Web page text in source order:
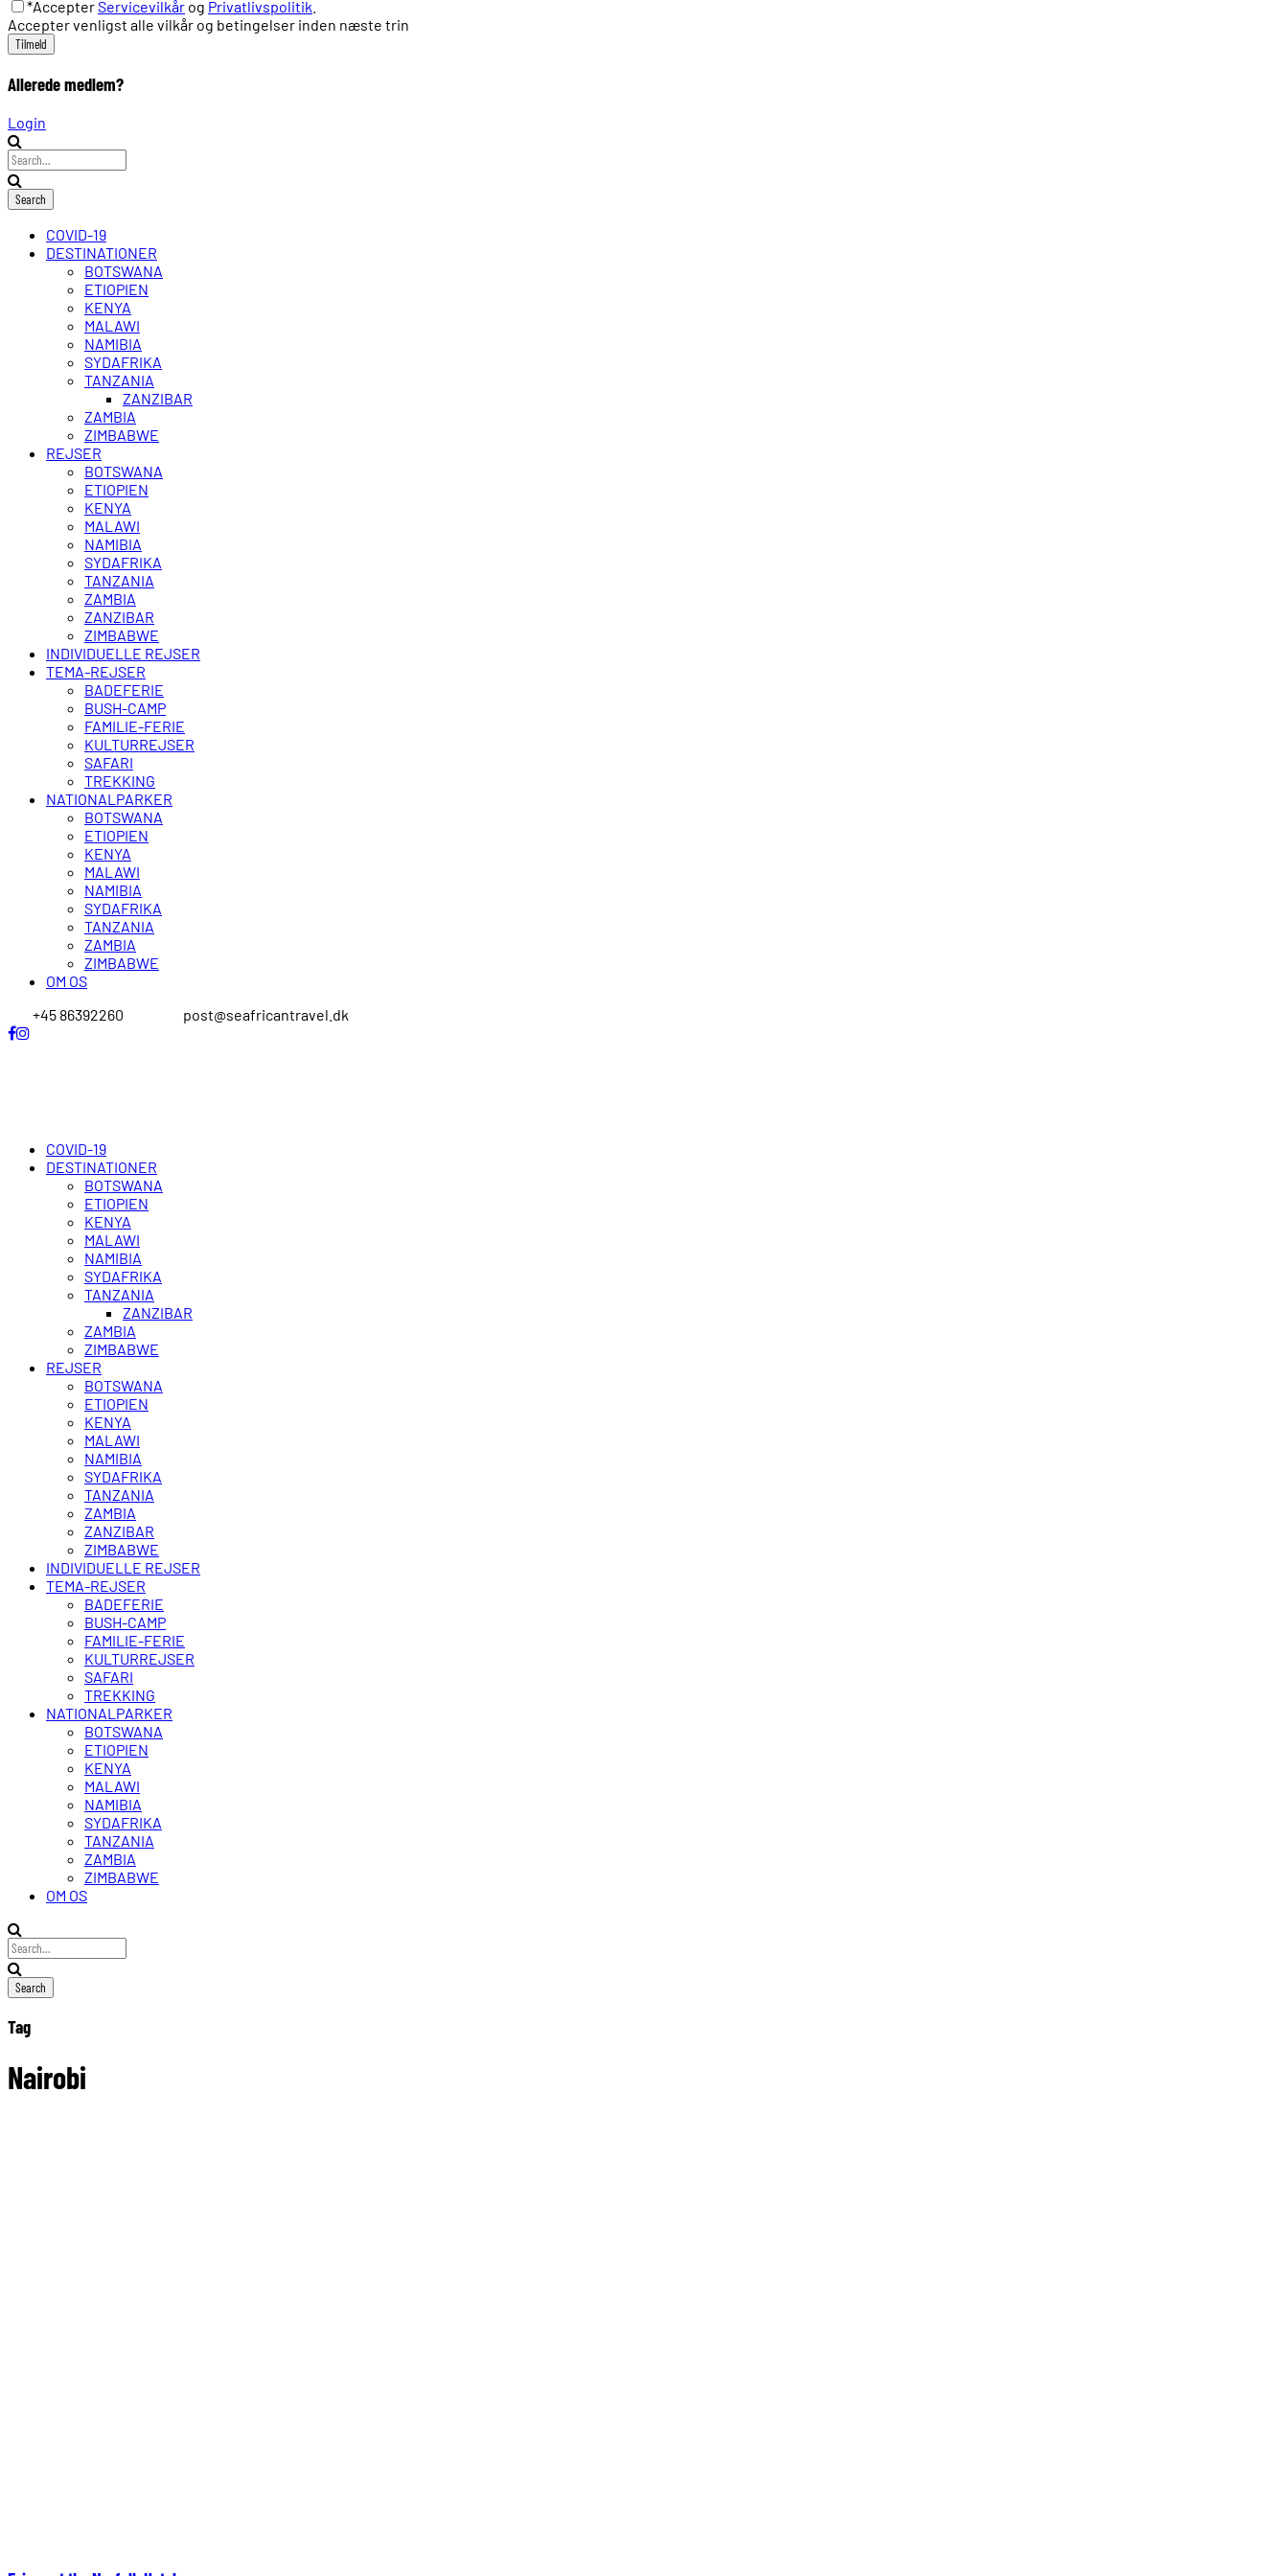
*AccepterServicevilkår og Privatlivspolitik
Accepter venligst alle vilkår og betingelser inden næste trin
Allerede medlem?
Login
COVID-19
DESTINATIONER
BOTSWANA
ETIOPIEN
KENYA
MALAWI
NAMIBIA
SYDAFRIKA
TANZANIA
ZANZIBAR
ZAMBIA
ZIMBABWE
REJSER
BOTSWANA
ETIOPIEN
KENYA
MALAWI
NAMIBIA
SYDAFRIKA
TANZANIA
ZAMBIA
ZANZIBAR
ZIMBABWE
INDIVIDUELLE REJSER
TEMA-REJSER
BADEFERIE
BUSH-CAMP
FAMILIE-FERIE
KULTURREJSER
SAFARI
TREKKING
NATIONALPARKER
BOTSWANA
ETIOPIEN
KENYA
MALAWI
NAMIBIA
SYDAFRIKA
TANZANIA
ZAMBIA
ZIMBABWE
OM OS
+45 86392260
post@seafricantravel.dk
COVID-19
DESTINATIONER
BOTSWANA
ETIOPIEN
KENYA
MALAWI
NAMIBIA
SYDAFRIKA
TANZANIA
ZANZIBAR
ZAMBIA
ZIMBABWE
REJSER
BOTSWANA
ETIOPIEN
KENYA
MALAWI
NAMIBIA
SYDAFRIKA
TANZANIA
ZAMBIA
ZANZIBAR
ZIMBABWE
INDIVIDUELLE REJSER
TEMA-REJSER
BADEFERIE
BUSH-CAMP
FAMILIE-FERIE
KULTURREJSER
SAFARI
TREKKING
NATIONALPARKER
BOTSWANA
ETIOPIEN
KENYA
MALAWI
NAMIBIA
SYDAFRIKA
TANZANIA
ZAMBIA
ZIMBABWE
OM OS
Tag
Nairobi